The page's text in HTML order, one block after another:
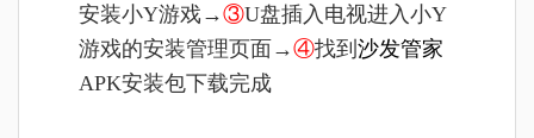
安装小Y游戏→③U盘插入电视进入小Y
游戏的安装管理页面→④找到 沙发管家
APK安装包下载完成